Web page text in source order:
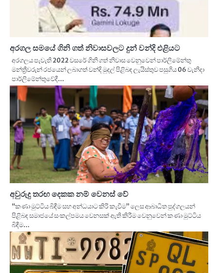
අරගල සමයේ ගිනි ගත් නිවාසවලට දුන් වන්දි එළියට
අරගලය පැවැති 2022 වසරේ ගිනි ගත් නිවාස වෙනුවෙන් පාර්ලිමේන්තු
මන්ත්‍රීවරුන් රජයෙන් ලබාගත් වන්දි මුදල් පිළිබඳ ලැයිස්තුව පසුගිය 06 වැනිදා
පාර්ලිමේන්තුවේදී…
අවුරුදු තරඟ දෙකක නම් වෙනස් වේ
“කණා මුට්ටිය බිඳීම සහ අන්ධයාට කිරි කැවීම” ලෙස ආබාධිත පුද්ගලයන්
පිළිබඳ සමාජයේ සංකල්පමය වෙනසක් ඇති කිරීම වෙනුවෙන් කණා මුට්ටිය
බිඳීම…